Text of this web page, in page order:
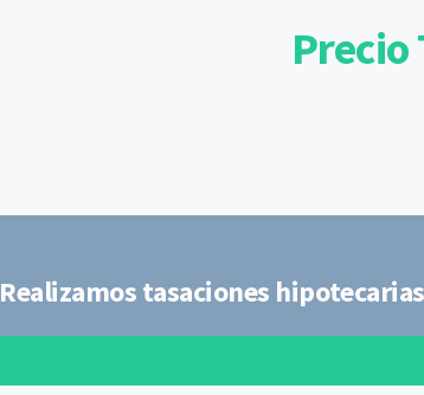
Precio
Realizamos tasaciones